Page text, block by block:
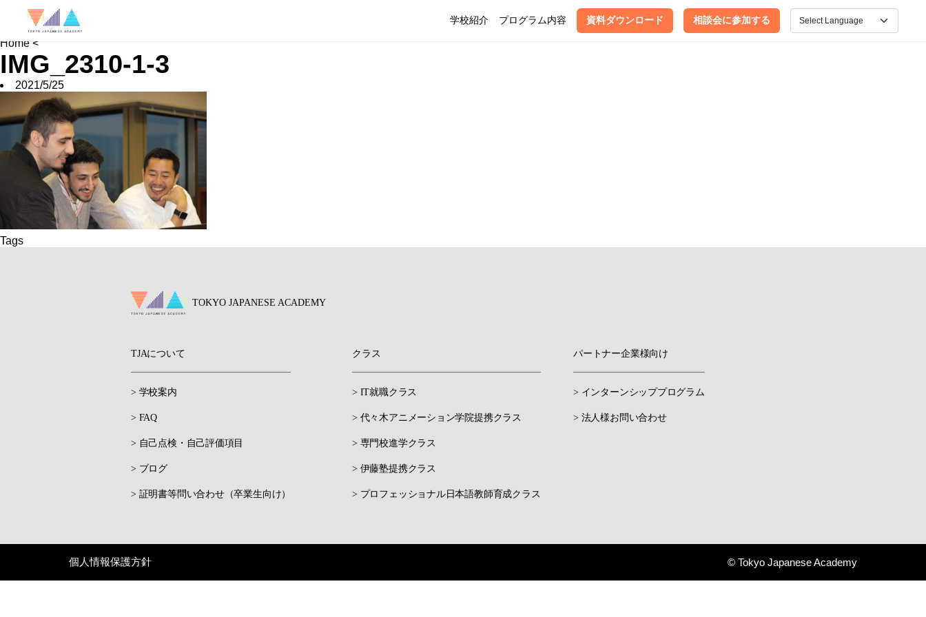
学校紹介 プログラム内容 資料ダウンロード 相談会に参加する
Job Hunting
School FAQ
Home <
IMG_2310-1-3
2021/5/25
Tags
TOKYO JAPANESE ACADEMY
TJAについて
> 学校案内
> FAQ
> 自己点検・自己評価項目
> ブログ
> 証明書等問い合わせ（卒業生向け）
クラス
> IT就職クラス
> 代々木アニメーション学院提携クラス
> 専門校進学クラス
> 伊藤塾提携クラス
> プロフェッショナル日本語教師育成クラス
パートナー企業様向け
> インターンシッププログラム
> 法人様お問い合わせ
個人情報保護方針 © Tokyo Japanese Academy